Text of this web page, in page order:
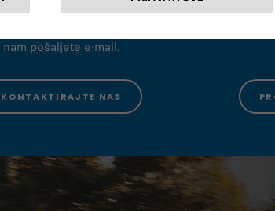
nam pošaljete e-mail.
KONTAKTIRAJTE NAS
Izvedite